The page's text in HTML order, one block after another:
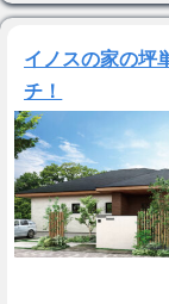
イノスの家の坪
チ！